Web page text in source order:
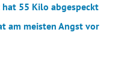
hat 55 Kilo abgespeckt
am meisten Angst vor